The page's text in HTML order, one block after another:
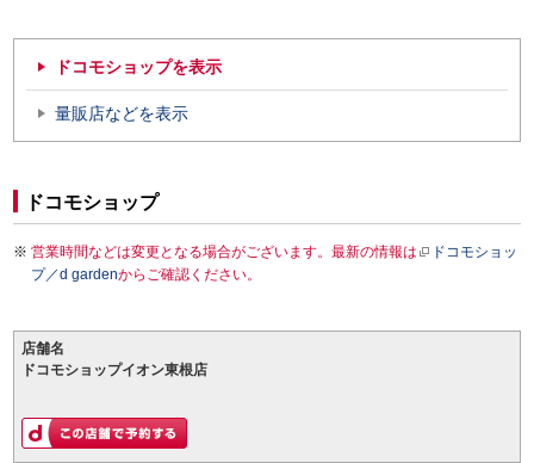
ドコモショップを表示
量販店などを表示
ドコモショップ
営業時間などは変更となる場合がございます。最新の情報は
ドコモショッ
プ／d gardenからご確認ください。
店舗名
ドコモショップイオン東根店